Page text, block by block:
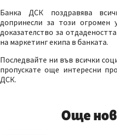
Банка ДСК поздравява
допринесли за този огромен
доказателство за
на маркетинг екипа в банката.
Последвайте ни във всички
пропускате още интересни
ДСК.
Още